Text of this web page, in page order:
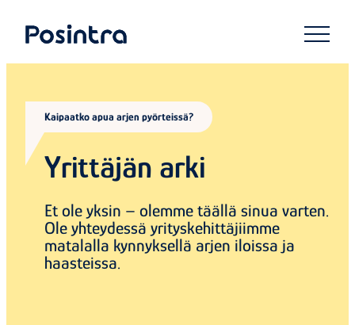
suoraan
sisältöön
Posintra Oy
Kaipaatko apua arjen pyörteissä?
Yrittäjän arki
Et ole yksin – olemme täällä sinua varten.
Ole yhteydessä yrityskehittäjiimme
matalalla kynnyksellä arjen iloissa ja
haasteissa.